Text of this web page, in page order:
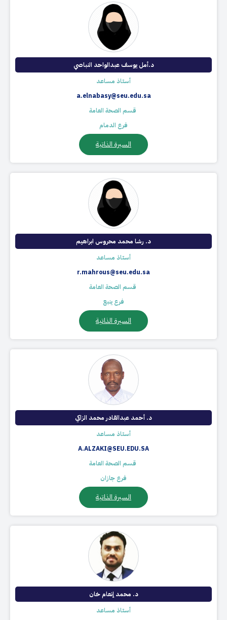
د.أمل يوسف عبدالواحد النباصي​
أستاذ مساعد
a.elnabasy@seu.edu.sa
​ قسم الصحة العامة
فرع الدمام
السيرة الذاتية
د. رشا محمد محروس ابراهيم
أستاذ مساعد
r.mahrous@seu.edu.sa
​ قسم الصحة العامة
فرع ينبع
السيرة الذاتية
د. أحمد عبدالقادر محمد الزاكي
أستاذ مساعد
A.ALZAKI@SEU.EDU.SA
​ قسم الصحة العامة
فرع جازان
السيرة الذاتية
د. محمد إنعام خان
أستاذ مساعد